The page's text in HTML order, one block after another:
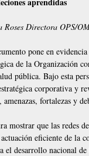
Roses Directora OPS/
pone en
de la Organización
pública. Bajo esta
corporativa y
fortalezas y
mostrar que las redes
eficiente de la
el desarrollo nacional